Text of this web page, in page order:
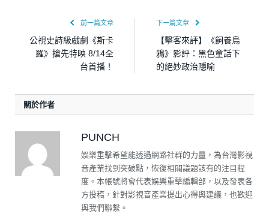
前一篇文章
公視史詩級戲劇《斯卡
羅》搶先特映 8/14全
台首播！
下一篇文章
【擊客來評】《飼養烏
鴉》影評：黑色童話下
的絕妙政治隱喻
關於作者
PUNCH
娛樂重擊希望能透過網路社群的力量，為台灣影視
音產業找到突破點，恢復相關議題該有的注目程
度。本帳號將會代表娛樂重擊編輯部，以及發表各
方投稿，針對影視音產業提出心得與建議，也歡迎
與我們聯繫。